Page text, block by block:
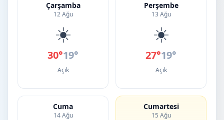
Çarşamba
12 Ağu
☀️
30°19°
Açık
Perşembe
13 Ağu
☀️
27°19°
Açık
Cuma
14 Ağu
Cumartesi
15 Ağu